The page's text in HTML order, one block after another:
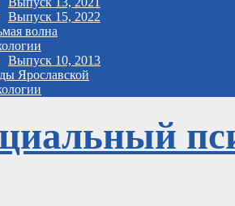
Выпуск 15, 2022
волна
Выпуск 10, 2013
Ярославской